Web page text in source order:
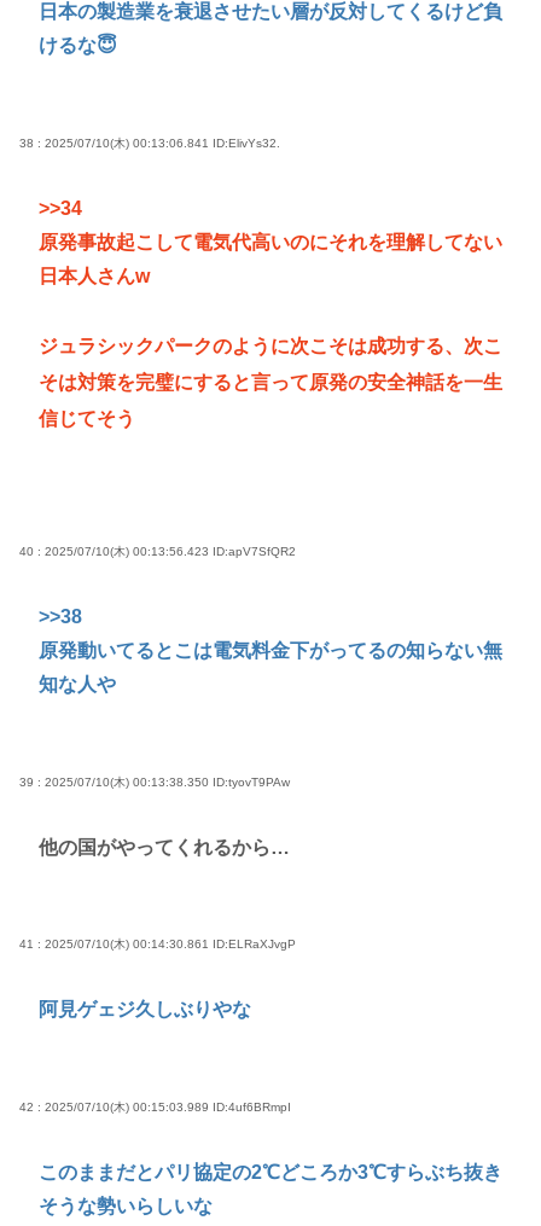
日本の製造業を衰退させたい層が反対してくるけど負
けるな😇
38 : 2025/07/10(木) 00:13:06.841 ID:ElivYs32.
>>34
原発事故起こして電気代高いのにそれを理解してない
日本人さんw
ジュラシックパークのように次こそは成功する、次こ
そは対策を完璧にすると言って原発の安全神話を一生
信じてそう
40 : 2025/07/10(木) 00:13:56.423 ID:apV7SfQR2
>>38
原発動いてるとこは電気料金下がってるの知らない無
知な人や
39 : 2025/07/10(木) 00:13:38.350 ID:tyovT9PAw
他の国がやってくれるから…
41 : 2025/07/10(木) 00:14:30.861 ID:ELRaXJvgP
阿見ゲェジ久しぶりやな
42 : 2025/07/10(木) 00:15:03.989 ID:4uf6BRmpI
このままだとパリ協定の2℃どころか3℃すらぶち抜き
そうな勢いらしいな